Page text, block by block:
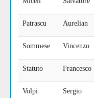
Patrascu Aurelian
Sommese Vincenzo
Statuto Francesco
Volpi Sergio